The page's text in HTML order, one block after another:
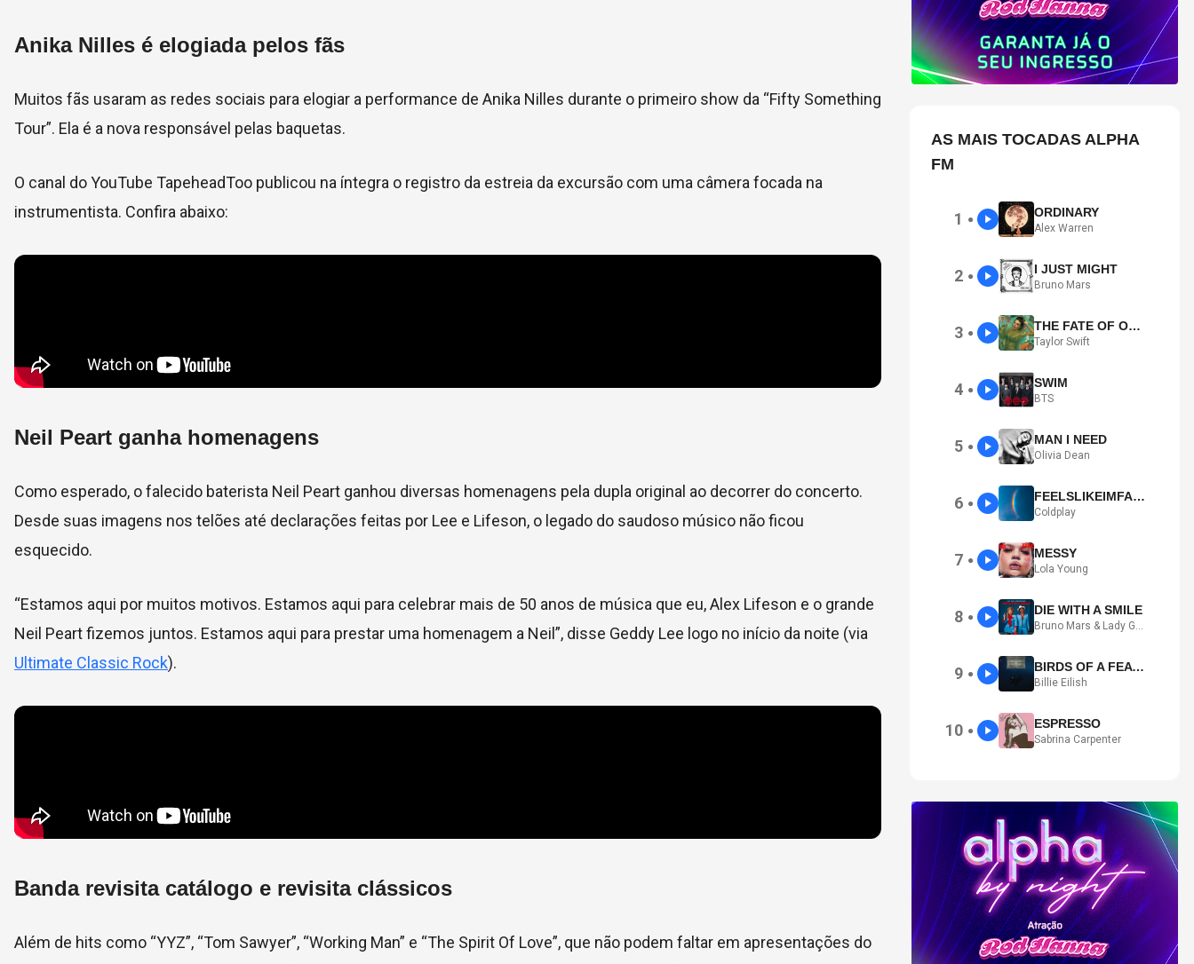
Anika Nilles é elogiada pelos fãs
Muitos fãs usaram as redes sociais para elogiar a performance de Anika Nilles durante o primeiro show da “Fifty Something
Tour”. Ela é a nova responsável pelas baquetas.
O canal do YouTube TapeheadToo publicou na íntegra o registro da estreia da excursão com uma câmera focada na
instrumentista. Confira abaixo:
Neil Peart ganha homenagens
Como esperado, o falecido baterista Neil Peart ganhou diversas homenagens pela dupla original ao decorrer do concerto.
Desde suas imagens nos telões até declarações feitas por Lee e Lifeson, o legado do saudoso músico não ficou
esquecido.
“Estamos aqui por muitos motivos. Estamos aqui para celebrar mais de 50 anos de música que eu, Alex Lifeson e o grande
Neil Peart fizemos juntos. Estamos aqui para prestar uma homenagem a Neil”, disse Geddy Lee logo no início da noite (via
Ultimate Classic Rock).
Banda revisita catálogo e revisita clássicos
Além de hits como “YYZ”, “Tom Sawyer”, “Working Man” e “The Spirit Of Love”, que não podem faltar em apresentações do
AS MAIS TOCADAS ALPHA
FM
1 ● ORDINARY
Alex Warren
2 ● I JUST MIGHT
Bruno Mars
3 ● THE FATE OF OPHELIA
Taylor Swift
4 ● SWIM
BTS
5 ● MAN I NEED
Olivia Dean
6 ● FEELSLIKEIMFALLINGINLOVE
Coldplay
7 ● MESSY
Lola Young
8 ● DIE WITH A SMILE
Bruno Mars & Lady Gaga
9 ● BIRDS OF A FEATHER
Billie Eilish
10 ● ESPRESSO
Sabrina Carpenter